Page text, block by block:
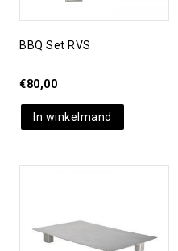
BBQ Set RVS
€80,00
In winkelmand